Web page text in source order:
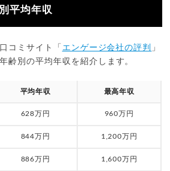
平均年収
コミサイト「 エンゲージ会社の評判
」
齢別の平均年収を紹介します。
平均年収 最高年収
628万円 960万円
844万円 1,200万円
886万円 1,600万円